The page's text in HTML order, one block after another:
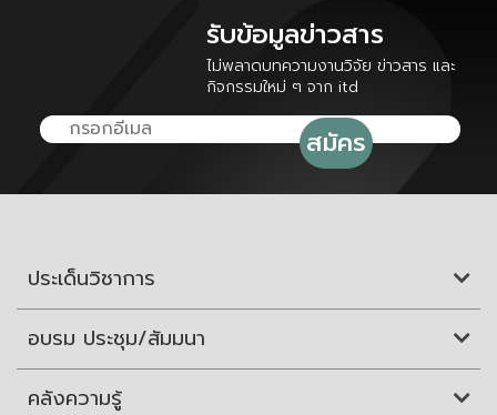
รับข้อมูลข่าวสาร
ไม่พลาดบทความงานวิจัย ข่าวสาร และ
กิจกรรมใหม่ ๆ จาก itd
ประเด็นวิชาการ
อบรม ประชุม/สัมมนา
คลังความรู้